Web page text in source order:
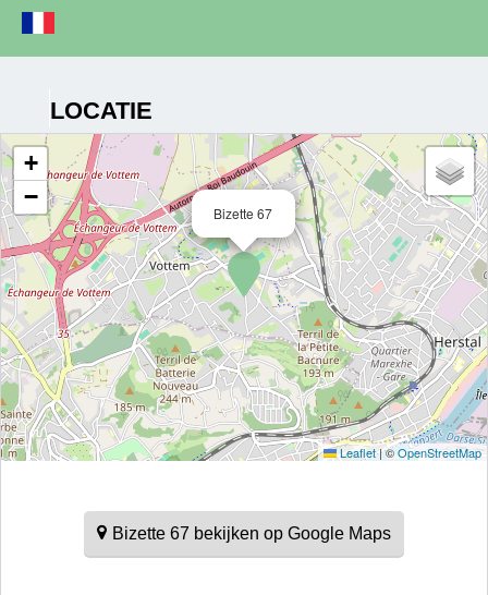
LOCATIE
Bizette 67
+
−
Leaflet |©OpenStreetMap
Bizette 67 bekijken op Google Maps